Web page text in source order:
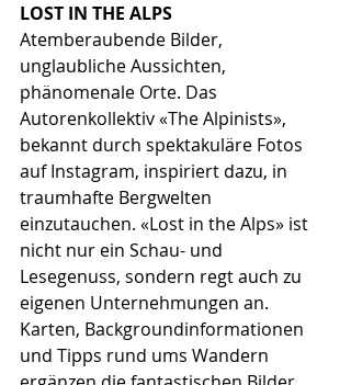
LOST IN THE ALPS
Atemberaubende Bilder,
unglaubliche Aussichten,
phänomenale Orte. Das
Autorenkollektiv «The Alpinists»,
bekannt durch spektakuläre Fotos
auf Instagram, inspiriert dazu, in
traumhafte Bergwelten
einzutauchen. «Lost in the Alps» ist
nicht nur ein Schau- und
Lesegenuss, sondern regt auch zu
eigenen Unternehmungen an.
Karten, Backgroundinformationen
und Tipps rund ums Wandern